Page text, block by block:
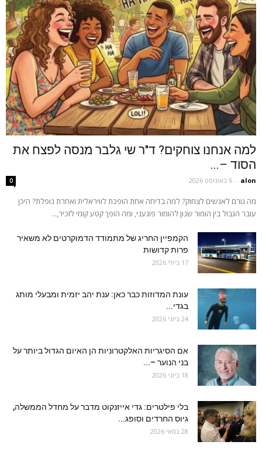
למה אנחנו צוחקים? ד"ר שי גלבר מנסה לפצח את
הסוד –...
alon
- 6 באוגוסט 2026 0
מה גורם לאנשים לצחוק? למה בדיחה אחת הופכת לוויראלית ואחרת נופלת? היכן
עובר הגבול בין הומור שנון להומור פוגעני, ומה הופך קטע קומי לזכיר,...
הקמפיין החריג של מתמודד הדמוקרטים לא משאיר
פרות קדושות
17 ביולי 2026
עונת המדוזות כבר כאן: ענת יהב יזמית ומבעלי מותג
בגדי...
24 ביוני 2026
אם הסיגריות האלקטרוניות הן האיום הגדול ביותר על
בני הנוער –...
18 ביוני 2026
בלי פילטרים: גדי אייזנקוט מדבר על מחדל הממשלה,
גיוס החרדים וסופג...
28 במאי 2026